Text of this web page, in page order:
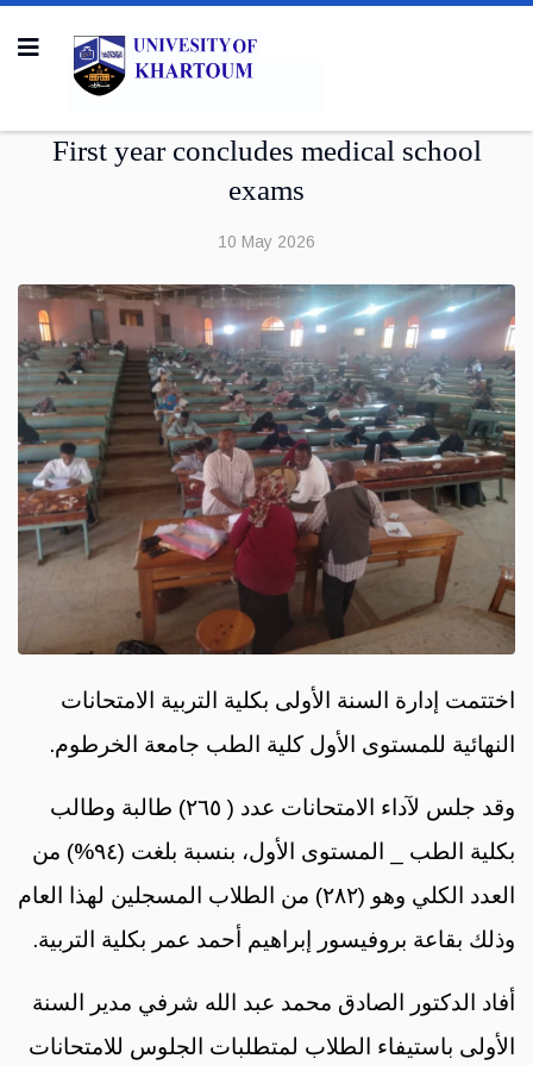
First year concludes medical school
exams
10 May 2026
اختتمت إدارة السنة الأولى بكلية التربية الامتحانات
النهائية للمستوى الأول كلية الطب جامعة الخرطوم.
وقد جلس لآداء الامتحانات عدد ( ٢٦٥) طالبة وطالب
بكلية الطب _ المستوى الأول، بنسبة بلغت (٩٤%) من
العدد الكلي وهو (٢٨٢) من الطلاب المسجلين لهذا العام
وذلك بقاعة بروفيسور إبراهيم أحمد عمر بكلية التربية.
أفاد الدكتور الصادق محمد عبد الله شرفي مدير السنة
الأولى باستيفاء الطلاب لمتطلبات الجلوس للامتحانات